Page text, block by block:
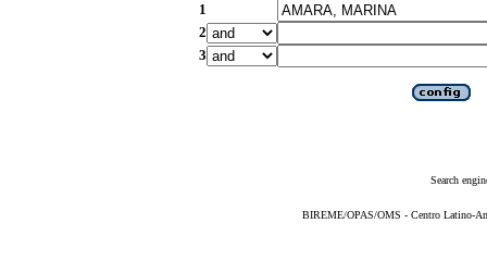
1
2
3
Search
BIREME/OPAS/OMS - Centro Latino-